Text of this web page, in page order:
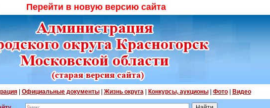
Перейти в новую версию сайта
| Официальные документы| Жизнь округа| Конкурсы, аукционы| Фото| Видео